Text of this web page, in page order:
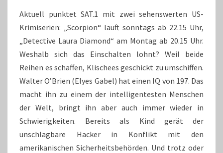
DIAMANT
Aktuell punktet SAT.1 mit zwei sehenswerten US-
Krimiserien: „Scorpion“ läuft sonntags ab 22.15 Uhr,
„Detective Laura Diamond“ am Montag ab 20.15 Uhr.
Weshalb sich das Einschalten lohnt? Weil beide
Reihen es schaffen, Klischees geschickt zu umschiffen.
Walter O’Brien (Elyes Gabel) hat einen IQ von 197. Das
macht ihn zu einem der intelligentesten Menschen
der Welt, bringt ihn aber auch immer wieder in
Schwierigkeiten. Bereits als Kind gerät der
unschlagbare Hacker in Konflikt mit den
amerikanischen Sicherheitsbehörden. Und trotz oder